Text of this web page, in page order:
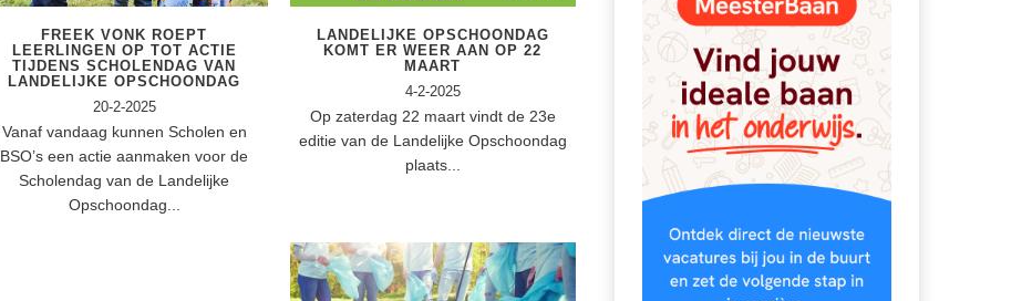
FREEK VONK ROEPT
LEERLINGEN OP TOT ACTIE
TIJDENS SCHOLENDAG VAN
LANDELIJKE OPSCHOONDAG
20-2-2025
Vanaf vandaag kunnen Scholen en
BSO’s een actie aanmaken voor de
Scholendag van de Landelijke
Opschoondag...
LANDELIJKE OPSCHOONDAG
KOMT ER WEER AAN OP 22
MAART
4-2-2025
Op zaterdag 22 maart vindt de 23e
editie van de Landelijke Opschoondag
plaats...